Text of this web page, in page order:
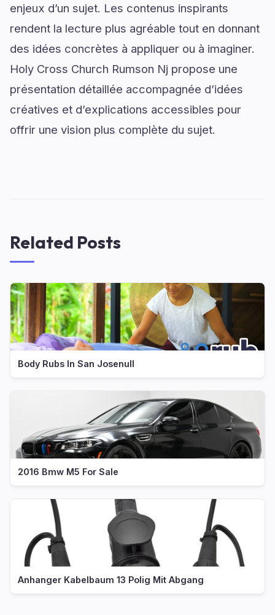
enjeux d’un sujet. Les contenus inspirants
rendent la lecture plus agréable tout en donnant
des idées concrètes à appliquer ou à imaginer.
Holy Cross Church Rumson Nj propose une
présentation détaillée accompagnée d’idées
créatives et d’explications accessibles pour
offrir une vision plus complète du sujet.
Related Posts
Body Rubs In San Josenull
2016 Bmw M5 For Sale
Anhanger Kabelbaum 13 Polig Mit Abgang